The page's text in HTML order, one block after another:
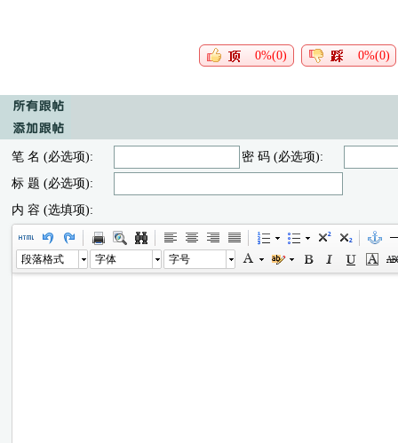
0%(0) 0%(0)
笔 名 (必选项):
密 码 (必选项):
标 题 (必选项):
内 容 (选填项):
段落格式 字体 字号